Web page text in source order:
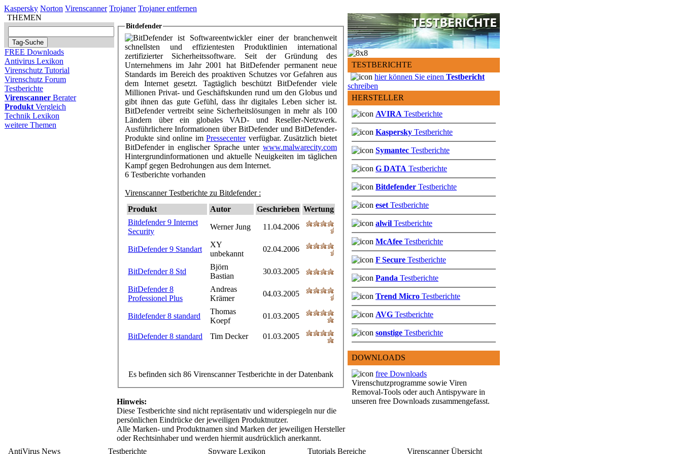
Kaspersky Norton Virenscanner Trojaner Trojaner entfernen
THEMEN
FREE Downloads
Antivirus Lexikon
Virenschutz Tutorial
Virenschutz Forum
Testberichte
Virenscanner Berater
Produkt Vergleich
Technik Lexikon
weitere Themen
Bitdefender
BitDefender ist Softwareentwickler einer der branchenweit
schnellsten und effizientesten Produktlinien international
zertifizierter Sicherheitssoftware. Seit der Gründung des
Unternehmens im Jahr 2001 hat BitDefender permanent neue
Standards im Bereich des proaktiven Schutzes vor Gefahren aus
dem Internet gesetzt. Tagtäglich beschützt BitDefender viele
Millionen Privat- und Geschäftskunden rund um den Globus und
gibt ihnen das gute Gefühl, dass ihr digitales Leben sicher ist.
BitDefender vertreibt seine Sicherheitslösungen in mehr als 100
Ländern über ein globales VAD- und Reseller-Netzwerk.
Ausführlichere Informationen über BitDefender und BitDefender-
Produkte sind online im Pressecenterverfügbar. Zusätzlich bietet
BitDefender in englischer Sprache unter www.malwarecity.com
Hintergrundinformationen und aktuelle Neuigkeiten im täglichen
Kampf gegen Bedrohungen aus dem Internet.
6 Testberichte vorhanden
Virenscanner Testberichte zu Bitdefender :
Produkt
Autor Geschrieben Wertung
Bitdefender 9 Internet
Security
Werner Jung 11.04.2006
BitDefender 9 Standart
XY
unbekannt
02.04.2006
BitDefender 8 Std
Björn
Bastian
30.03.2005
BitDefender 8
Professionel Plus
Andreas
Krämer
04.03.2005
Bitdefender 8 standard
Thomas
Koepf
01.03.2005
BitDefender 8 standard Tim Decker 01.03.2005
Es befinden sich 86 Virenscanner Testberichte in der Datenbank
Hinweis:
Diese Testberichte sind nicht repräsentativ und widerspiegeln nur die
persönlichen Eindrücke der jeweiligen Produktnutzer.
Alle Marken- und Produktnamen sind Marken der jeweiligen Hersteller
oder Rechtsinhaber und werden hiermit ausdrücklich anerkannt.
TESTBERICHTE
hier können Sie einen Testbericht
schreiben
HERSTELLER
AVIRA Testberichte
Kaspersky Testberichte
Symantec Testberichte
G DATA Testberichte
Bitdefender Testberichte
eset Testberichte
alwil Testberichte
McAfee Testberichte
F Secure Testberichte
Panda Testberichte
Trend Micro Testberichte
AVG Testberichte
sonstige Testberichte
DOWNLOADS
free Downloads
Virenschutzprogramme sowie Viren
Removal-Tools oder auch Antispyware in
unseren free Downloads zusammengefasst.
AntiVirus News Testberichte Spyware Lexikon Tutorials Bereiche Virenscanner Übersicht